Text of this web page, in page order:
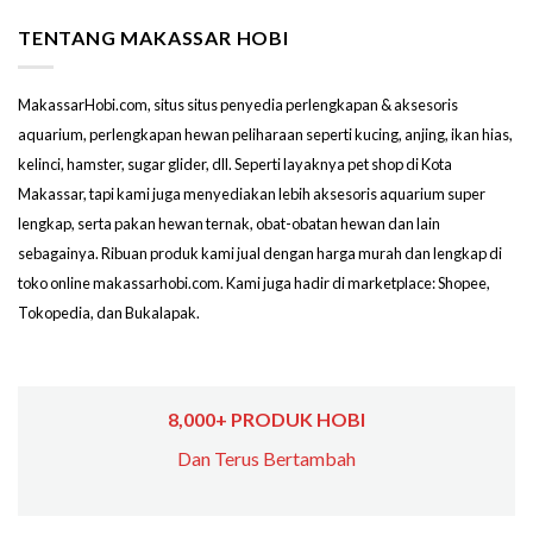
TENTANG MAKASSAR HOBI
MakassarHobi.com, situs situs penyedia perlengkapan & aksesoris
aquarium, perlengkapan hewan peliharaan seperti kucing, anjing, ikan hias,
kelinci, hamster, sugar glider, dll. Seperti layaknya pet shop di Kota
Makassar, tapi kami juga menyediakan lebih aksesoris aquarium super
lengkap, serta pakan hewan ternak, obat-obatan hewan dan lain
sebagainya. Ribuan produk kami jual dengan harga murah dan lengkap di
toko online makassarhobi.com. Kami juga hadir di marketplace: Shopee,
Tokopedia, dan Bukalapak.
8,000+ PRODUK HOBI
Dan Terus Bertambah